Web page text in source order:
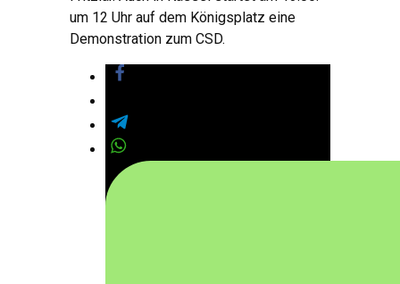
um 12 Uhr auf dem Königsplatz eine
Demonstration zum CSD.